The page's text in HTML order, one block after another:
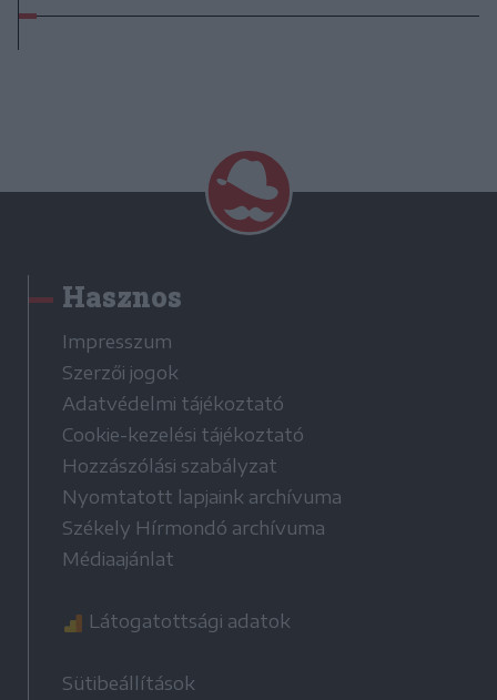
Hasznos
Impresszum
Szerzői jogok
Adatvédelmi tájékoztató
Cookie-kezelési tájékoztató
Hozzászólási szabályzat
Nyomtatott lapjaink archívuma
Székely Hírmondó archívuma
Médiaajánlat
Látogatottsági adatok
Sütibeállítások